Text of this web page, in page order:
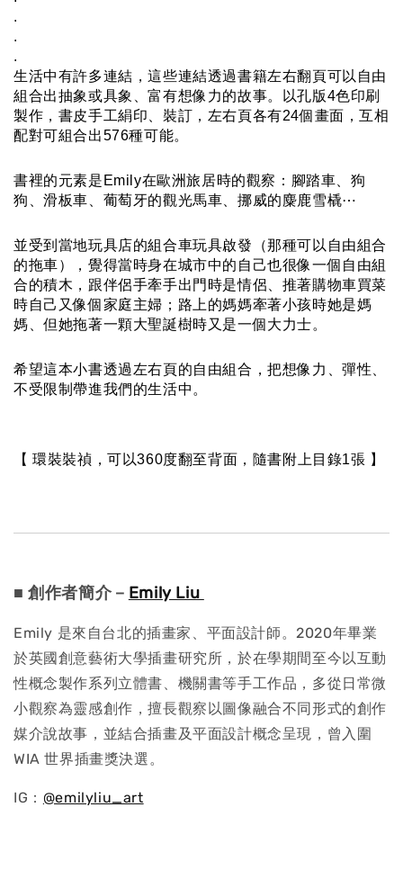
.
.
.
生活中有許多連結，這些連結透過書籍左右翻頁可以自由
組合出抽象或具象、富有想像力的故事。以孔版4色印刷
製作，書皮手工絹印、裝訂，左右頁各有24個畫面，互相
配對可組合出576種可能。
書裡的元素是Emily在歐洲旅居時的觀察：腳踏車、狗
狗、滑板車、葡萄牙的觀光馬車、挪威的麋鹿雪橇⋯
並受到當地玩具店的組合車玩具啟發（那種可以自由組合
的拖車），覺得當時身在城市中的自己也很像一個自由組
合的積木，跟伴侶手牽手出門時是情侶、推著購物車買菜
時自己又像個家庭主婦；路上的媽媽牽著小孩時她是媽
媽、但她拖著一顆大聖誕樹時又是一個大力士。
希望這本小書透過左右頁的自由組合，把想像力、彈性、
不受限制帶進我們的生活中。
【 環裝裝禎，可以360度翻至背面，隨書附上目錄1張 】
■ 創作者簡介－ Emily Liu
Emily 是來自台北的插畫家、平面設計師。2020年畢業
於英國創意藝術大學插畫研究所，於在學期間至今以互動
性概念製作系列立體書、機關書等手工作品，多從日常微
小觀察為靈感創作，擅長觀察以圖像融合不同形式的創作
媒介說故事，並結合插畫及平面設計概念呈現，曾入圍
WIA 世界插畫獎決選。
IG： @emilyliu_art